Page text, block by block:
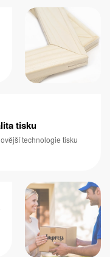
tisku
technologie tisku